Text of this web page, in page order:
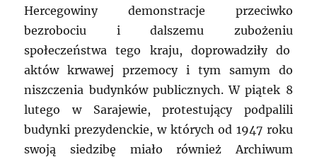
Hercegowiny demonstracje przeciwko
bezrobociu i dalszemu zubożeniu
społeczeństwa tego kraju, doprowadziły do
aktów krwawej przemocy i tym samym do
niszczenia budynków publicznych. W piątek 8
lutego w Sarajewie, protestujący podpalili
budynki prezydenckie, w których od 1947 roku
swoją siedzibę miało również Archiwum